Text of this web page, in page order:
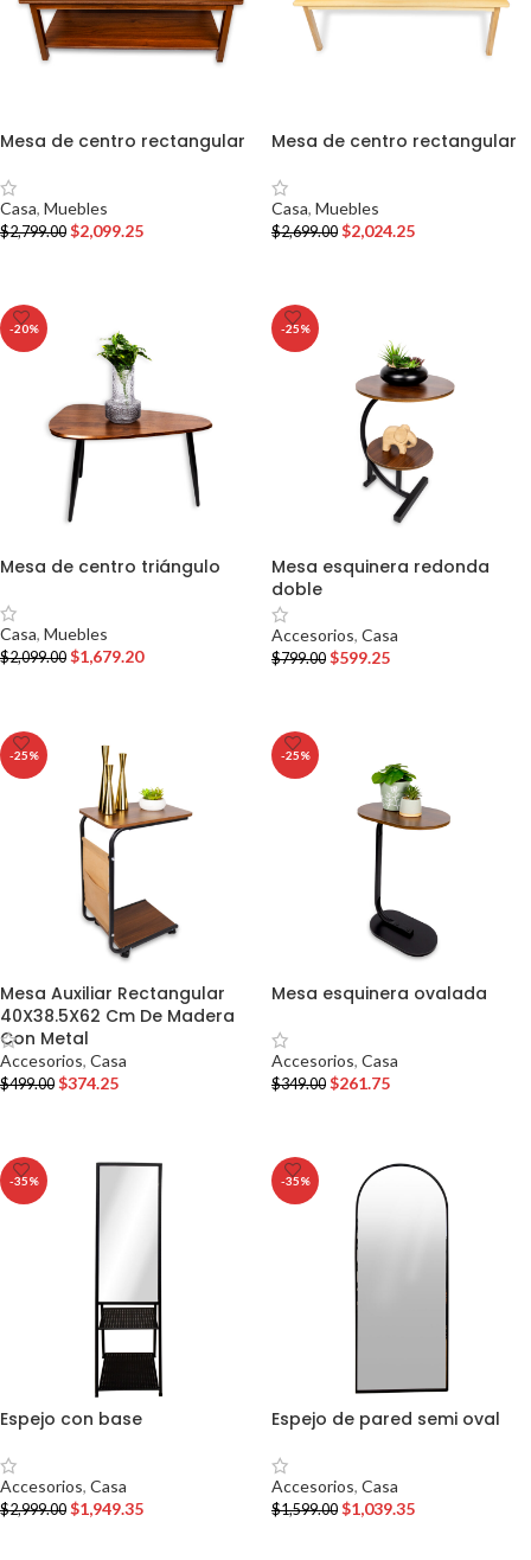
Mesa de centro rectangular
Casa, Muebles
$2,799.00 $2,099.25
Mesa de centro rectangular
Casa, Muebles
$2,699.00 $2,024.25
-20%
Mesa de centro triángulo
Casa, Muebles
$2,099.00 $1,679.20
-25%
Mesa esquinera redonda
doble
Accesorios, Casa
$799.00 $599.25
-25%
Mesa Auxiliar Rectangular
40X38.5X62 Cm De Madera
Con Metal
Accesorios, Casa
$499.00 $374.25
-25%
Mesa esquinera ovalada
Accesorios, Casa
$349.00 $261.75
-35%
Espejo con base
Accesorios, Casa
$2,999.00 $1,949.35
-35%
Espejo de pared semi oval
Accesorios, Casa
$1,599.00 $1,039.35